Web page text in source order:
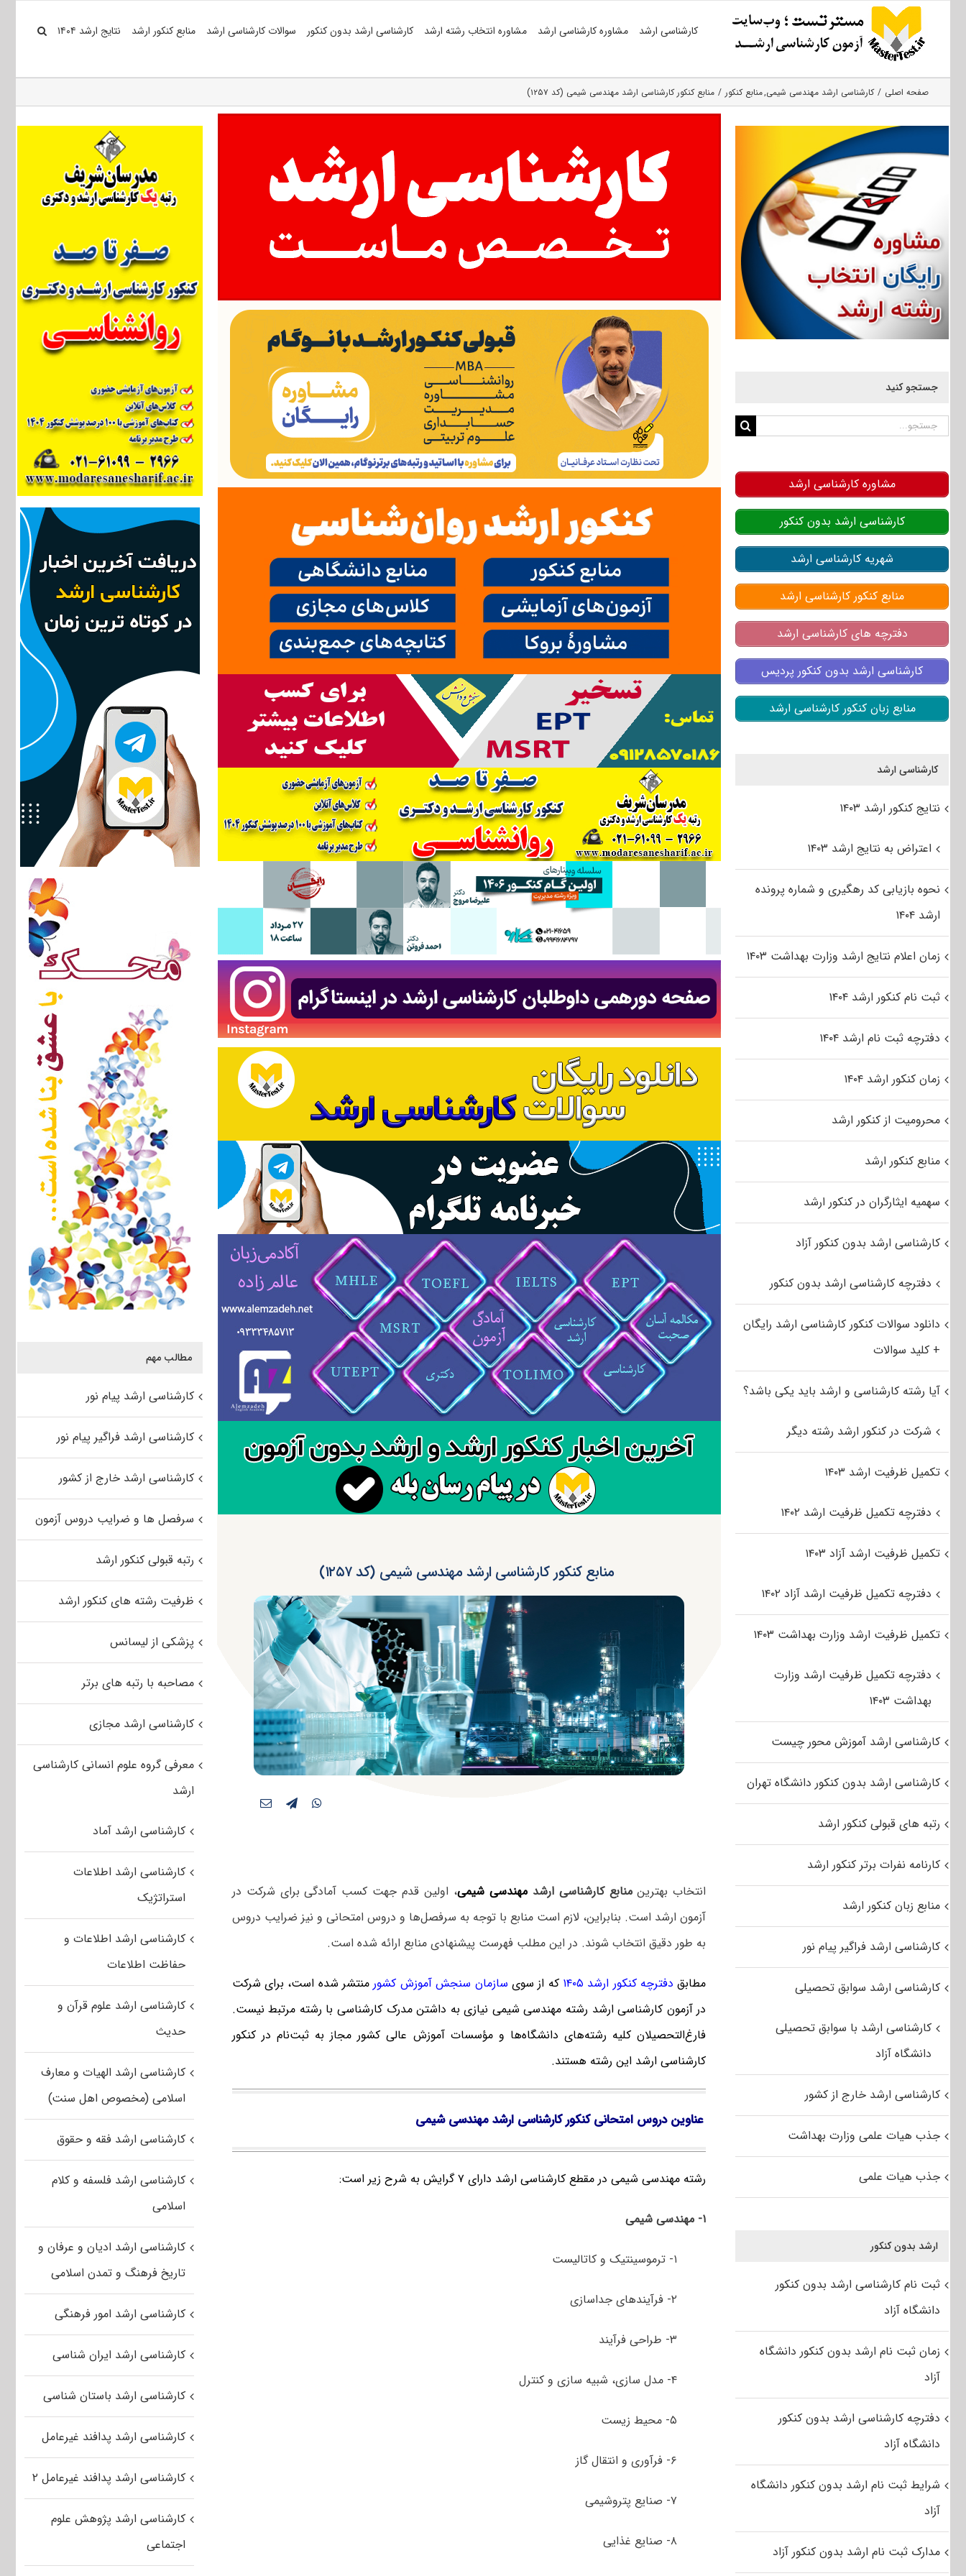
کارشناسی ارشد مشاوره کارشناسی ارشد مشاوره انتخاب رشته ارشد کارشناسی ارشد بدون کنکور سوالات کارشناسی ارشد منابع کنکور ارشد نتایج ارشد ۱۴۰۴
صفحه اصلی کارشناسی ارشد مهندسی شیمی منابع کنکور منابع کنکور کارشناسی ارشد مهندسی شیمی (کد ۱۲۵۷)
منابع کنکور کارشناسی ارشد مهندسی شیمی (کد ۱۲۵۷)
انتخاب بهترینمنابع کارشناسی ارشدمهندسی شیمی، اولین قدم جهت کسب آمادگی برای شرکت در
آزمون ارشد است. بنابراین، لازم است منابع با توجه به سرفصل‌ها و دروس امتحانی و نیز ضرایب دروس
به طور دقیق انتخاب شوند. در این مطلب فهرست پیشنهادی منابع ارائه شده است.
مطابق دفترچه کنکور ارشد ۱۴۰۵ که از سوی سازمان سنجش آموزش کشور منتشر شده است، برای شرکت
در آزمون کارشناسی ارشد رشته مهندسی شیمی نیازی به داشتن مدرک کارشناسی با رشته مرتبط نیست.
فارغ‌‌التحصیلان کلیه رشته‌های دانشگاه‌ها و مؤسسات آموزش عالی کشور مجاز به ثبت‌نام در کنکور
کارشناسی ارشد این رشته هستند.
عناوین دروس امتحانی کنکور کارشناسی ارشد مهندسی شیمی
رشته مهندسی شیمی در مقطع کارشناسی ارشد دارای ۷ گرایش به شرح زیر است:
۱- مهندسی شیمی
۱- ترموسینتیک و کاتالیست
۲- فرآیندهای جداسازی
۳- طراحی فرآیند
۴- مدل­ سازی، شبیه­ سازی و کنترل
۵- محیط زیست
۶- فرآوری و انتقال گاز
۷- صنایع پتروشیمی
۸- صنایع غذایی
مطالب مهم
کارشناسی ارشد پیام نور
کارشناسی ارشد فراگیر پیام نور
کارشناسی ارشد خارج از کشور
سرفصل ها و ضرایب دروس آزمون
رتبه قبولی کنکور ارشد
ظرفیت رشته های کنکور ارشد
پزشکی از لیسانس
مصاحبه با رتبه های برتر
کارشناسی ارشد مجازی
معرفی گروه علوم انسانی کارشناسی
ارشد
کارشناسی ارشد آماد
کارشناسی ارشد اطلاعات
استراتژیک
کارشناسی ارشد اطلاعات و
حفاظت اطلاعات
کارشناسی ارشد علوم قرآن و
حدیث
کارشناسی ارشد الهیات و معارف
اسلامی (مخصوص اهل سنت)
کارشناسی ارشد فقه و حقوق
کارشناسی ارشد فلسفه و کلام
اسلامی
کارشناسی ارشد ادیان و عرفان و
تاریخ فرهنگ و تمدن اسلامی
کارشناسی ارشد امور فرهنگی
کارشناسی ارشد ایران شناسی
کارشناسی ارشد باستان شناسی
کارشناسی ارشد پدافند غیرعامل
کارشناسی ارشد پدافند غیرعامل ۲
کارشناسی ارشد پژوهش علوم
اجتماعی
جستجو کنید
جستجو
مشاوره کارشناسی ارشد
کارشناسی ارشد بدون کنکور
شهریه کارشناسی ارشد
منابع کنکور کارشناسی ارشد
دفترچه های کارشناسی ارشد
کارشناسی ارشد بدون کنکور پردیس
منابع زبان کنکور کارشناسی ارشد
کارشناسی ارشد
نتایج کنکور ارشد ۱۴۰۳
اعتراض به نتایج ارشد ۱۴۰۳
نحوه بازیابی کد رهگیری و شماره پرونده
ارشد ۱۴۰۴
زمان اعلام نتایج ارشد وزارت بهداشت ۱۴۰۳
ثبت نام کنکور ارشد ۱۴۰۴
دفترچه ثبت نام ارشد ۱۴۰۴
زمان کنکور ارشد ۱۴۰۴
محرومیت از کنکور ارشد
منابع کنکور ارشد
سهمیه ایثارگران در کنکور ارشد
کارشناسی ارشد بدون کنکور آزاد
دفترچه کارشناسی ارشد بدون کنکور
دانلود سوالات کنکور کارشناسی ارشد رایگان
+ کلید سوالات
آیا رشته کارشناسی و ارشد باید یکی باشد؟
شرکت در کنکور ارشد رشته دیگر
تکمیل ظرفیت ارشد ۱۴۰۳
دفترچه تکمیل ظرفیت ارشد ۱۴۰۲
تکمیل ظرفیت ارشد آزاد ۱۴۰۳
دفترچه تکمیل ظرفیت ارشد آزاد ۱۴۰۲
تکمیل ظرفیت ارشد وزارت بهداشت ۱۴۰۳
دفترچه تکمیل ظرفیت ارشد وزارت
بهداشت ۱۴۰۳
کارشناسی ارشد آموزش محور چیست
کارشناسی ارشد بدون کنکور دانشگاه تهران
رتبه های قبولی کنکور ارشد
کارنامه نفرات برتر کنکور ارشد
منابع زبان کنکور ارشد
کارشناسی ارشد فراگیر پیام نور
کارشناسی ارشد سوابق تحصیلی
کارشناسی ارشد با سوابق تحصیلی
دانشگاه آزاد
کارشناسی ارشد خارج از کشور
جذب هیات علمی وزارت بهداشت
جذب هیات علمی
ارشد بدون کنکور
ثبت نام کارشناسی ارشد بدون کنکور
دانشگاه آزاد
زمان ثبت نام ارشد بدون کنکور دانشگاه
آزاد
دفترچه کارشناسی ارشد بدون کنکور
دانشگاه آزاد
شرایط ثبت نام ارشد بدون کنکور دانشگاه
آزاد
مدارک ثبت نام ارشد بدون کنکور آزاد